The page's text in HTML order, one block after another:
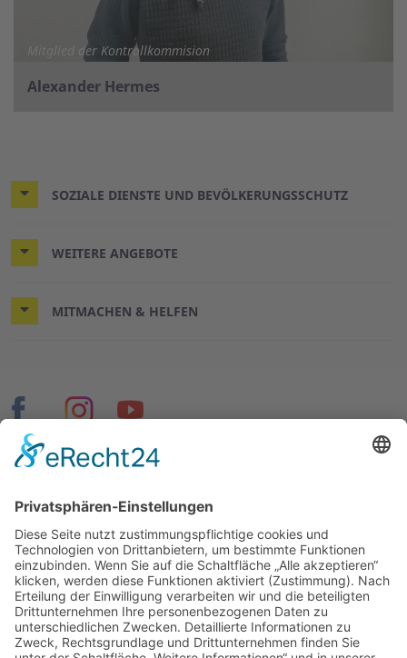
Mitglied der Kontrollkommision
Alexander Hermes
SOZIALE DIENSTE UND BEVÖLKERUNGSSCHUTZ
WEITERE ANGEBOTE
MITMACHEN & HELFEN
© 2026 ASB Hannover-Stadt
Datenschutz
Cookie-Einstellungen
Seiten speziell für Mitglieder und Mitarbeitende: